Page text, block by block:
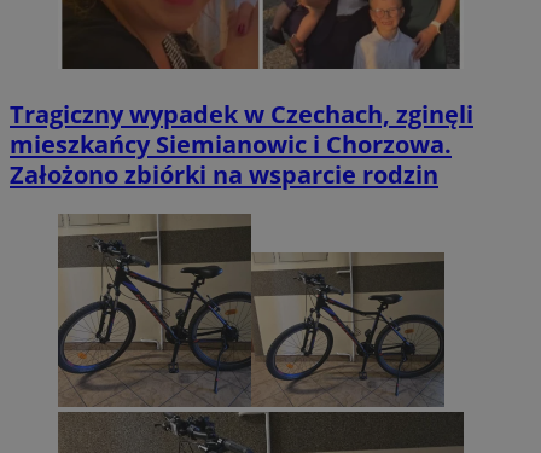
Tragiczny wypadek w Czechach, zginęli
mieszkańcy Siemianowic i Chorzowa.
Założono zbiórki na wsparcie rodzin